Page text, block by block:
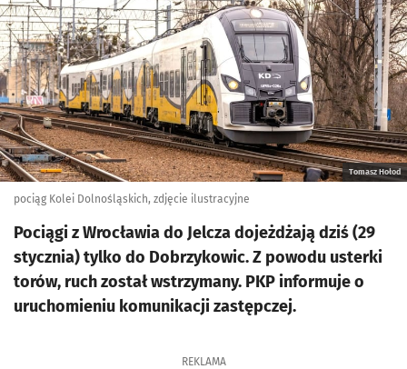
Tomasz Hołod
pociąg Kolei Dolnośląskich, zdjęcie ilustracyjne
Pociągi z Wrocławia do Jelcza dojeżdżają dziś (29
stycznia) tylko do Dobrzykowic. Z powodu usterki
torów, ruch został wstrzymany. PKP informuje o
uruchomieniu komunikacji zastępczej.
REKLAMA